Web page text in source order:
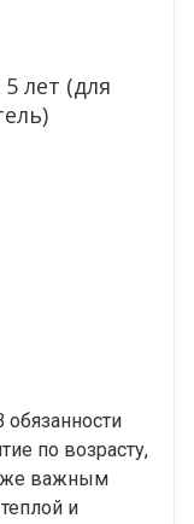
лет (для
по возрасту,
важным
и